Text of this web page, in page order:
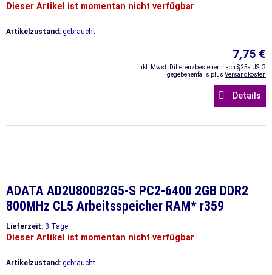
Dieser Artikel ist momentan nicht verfügbar
Artikelzustand: gebraucht
7,75 €
inkl. Mwst. Differenzbesteuert nach §25a UStG
gegebenenfalls plus Versandkosten
Details
ADATA AD2U800B2G5-S PC2-6400 2GB DDR2
800MHz CL5 Arbeitsspeicher RAM* r359
Lieferzeit: 3 Tage
Dieser Artikel ist momentan nicht verfügbar
Artikelzustand: gebraucht